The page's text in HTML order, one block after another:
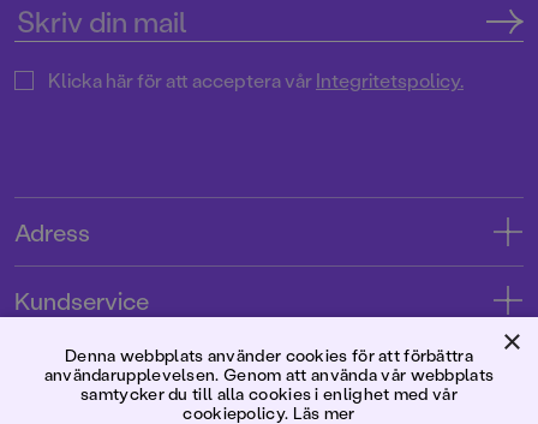
Klicka här för att acceptera vårIntegritetspolicy.
Adress
Tryckerigatan 4
Kundservice
Kontakta oss
Kundservice
Förlaget
×
Denna webbplats använder cookies för att förbättra
användarupplevelsen. Genom att använda vår webbplats
samtycker du till alla cookies i enlighet med vår
cookiepolicy. Läs mer